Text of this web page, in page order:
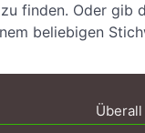
finden. Oder gib
beliebigen
Überall